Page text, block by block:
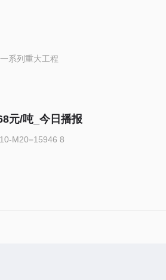
系列重大工程
元/吨_今日播报
M20=15946 8